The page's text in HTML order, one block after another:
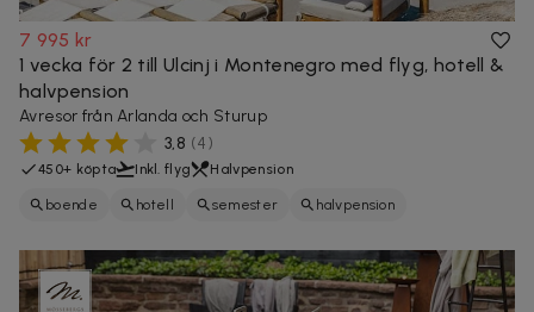
7 995 kr
1 vecka för 2 till Ulcinj i Montenegro med flyg, hotell &
halvpension
Avresor från Arlanda och Sturup
3,8 (4)
450+ köpta Inkl. flyg Halvpension
boende hotell semester halvpension